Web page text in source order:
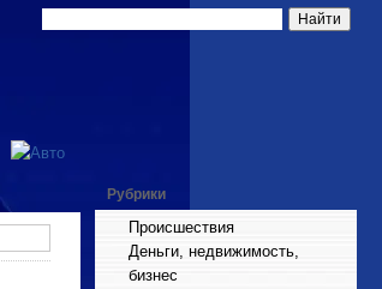
Рубрики
Происшествия
Деньги, недвижимость,
бизнес